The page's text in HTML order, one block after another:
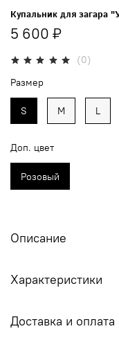
(0)
Купальник для
5 600 ₽
Размер
S M L
Доп. цвет
Розовый
Описание
Характеристики
Доставка и оплата